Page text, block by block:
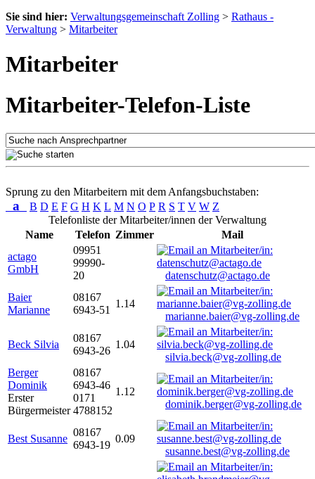
Sie sind hier: Verwaltungsgemeinschaft Zolling > Rathaus -
Verwaltung > Mitarbeiter
Mitarbeiter
Mitarbeiter-Telefon-Liste
Sprung zu den Mitarbeitern mit dem Anfangsbuchstaben:
a B D E F G H K L M N O P R S T V W Z
Telefonliste der Mitarbeiter/innen der Verwaltung
Name
Telefon Zimmer
Mail
actago
GmbH
09951
99990-
20
datenschutz@actago.de
Baier
Marianne
08167
6943-51
1.14
marianne.baier@vg-zolling.de
Beck Silvia
08167
6943-26
1.04
silvia.beck@vg-zolling.de
Berger
Dominik
Erster
Bürgermeister
08167
6943-46
0171
4788152
1.12
dominik.berger@vg-zolling.de
Best Susanne
08167
6943-19
0.09
susanne.best@vg-zolling.de